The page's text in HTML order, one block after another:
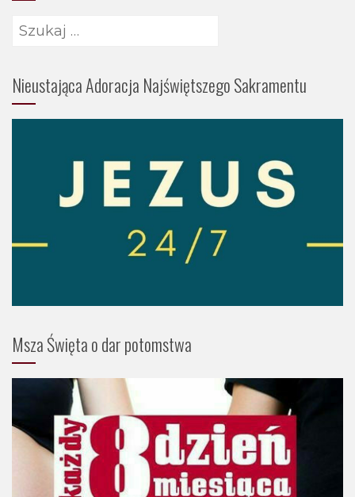
Szukaj:
Nieustająca Adoracja Najświętszego Sakramentu
Msza Święta o dar potomstwa